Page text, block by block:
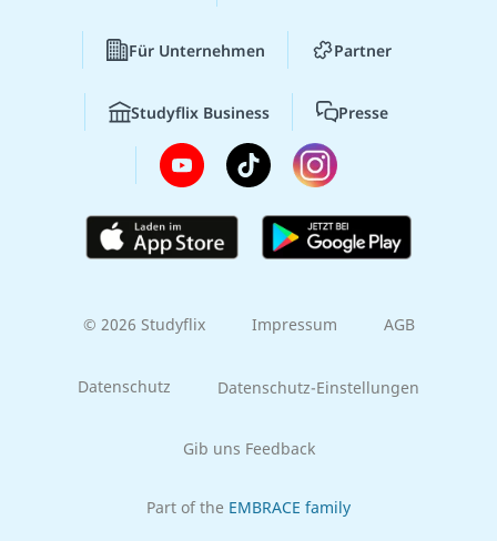
Für Unternehmen Partner
Studyflix Business Presse
© 2026 Studyflix Impressum AGB
Datenschutz Datenschutz-Einstellungen
Gib uns Feedback
Part of the EMBRACE family